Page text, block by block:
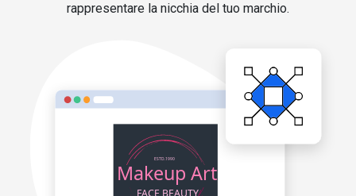
rappresentare la nicchia del tuo marchio.